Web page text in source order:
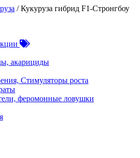
/ Кукуруза гибрид F1-Стронгбоу
акарициды
Стимуляторы роста
феромонные ловушки